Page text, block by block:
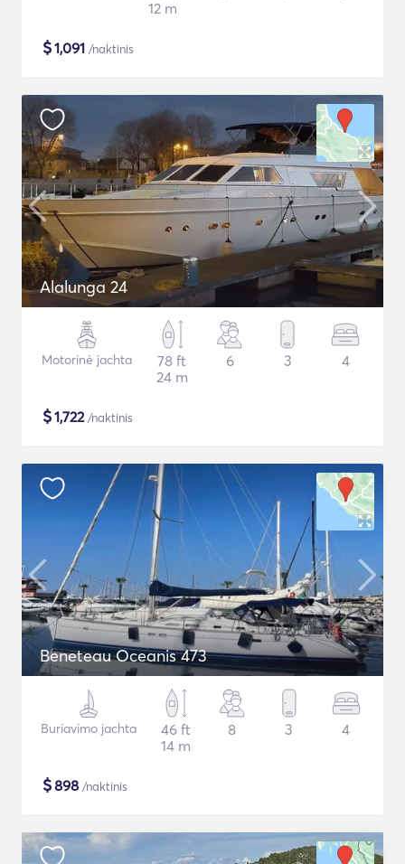
12 m
$1,091 /naktinis
Alalunga 24
Motorinė jachta
78 ft
24 m
6 3 4
$1,722/naktinis
Beneteau Oceanis 473
Buriavimo jachta
46 ft
14 m
8 3 4
$898 /naktinis